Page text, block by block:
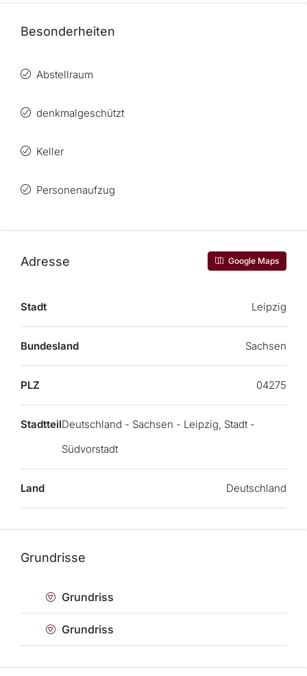
Besonderheiten
Abstellraum
denkmalgeschützt
Keller
Personenaufzug
Adresse Google Maps
Stadt Leipzig
Bundesland Sachsen
PLZ 04275
StadtteilDeutschland - Sachsen - Leipzig, Stadt -
Südvorstadt
Land Deutschland
Grundrisse
Grundriss
Grundriss